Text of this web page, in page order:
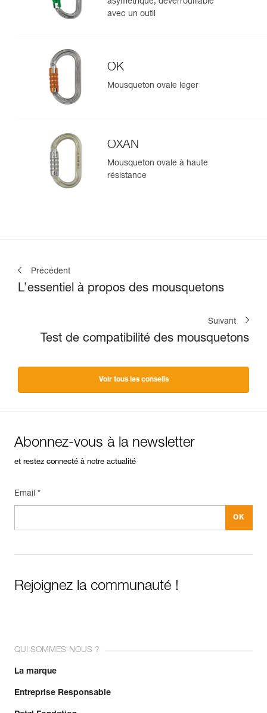
asymétrique, déverrouillable
avec un outil
OK
Mousqueton ovale léger
OXAN
Mousqueton ovale à haute
résistance
Précédent
L’essentiel à propos des mousquetons
Suivant
Test de compatibilité des mousquetons
Voir tous les conseils
Abonnez-vous à la newsletter
et restez connecté à notre actualité
Email *
Rejoignez la communauté !
QUI SOMMES-NOUS ?
La marque
Entreprise Responsable